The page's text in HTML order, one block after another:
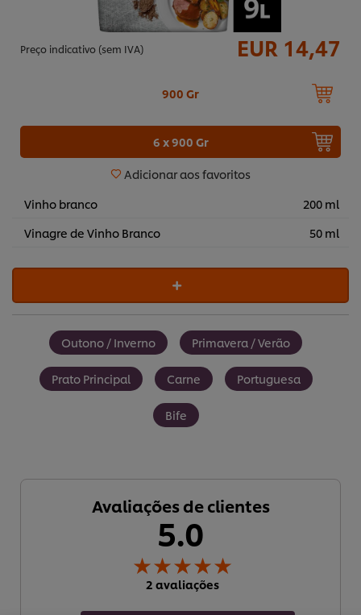
Preço indicativo (sem IVA) EUR 14,47
900 Gr
6 x 900 Gr
Adicionar aos favoritos
Vinho branco
200 ml
Vinagre de Vinho Branco
50 ml
Outono / Inverno Primavera / Verão
Prato Principal Carne Portuguesa
Bife
Avaliações de clientes
5.0
2 avaliações
Utilizamos cookies (e técnicas semelhantes) para
melhorar a sua experiência no nosso site. Os Cookies
permitem-lhe disfrutar de certas funcionalidades (tais